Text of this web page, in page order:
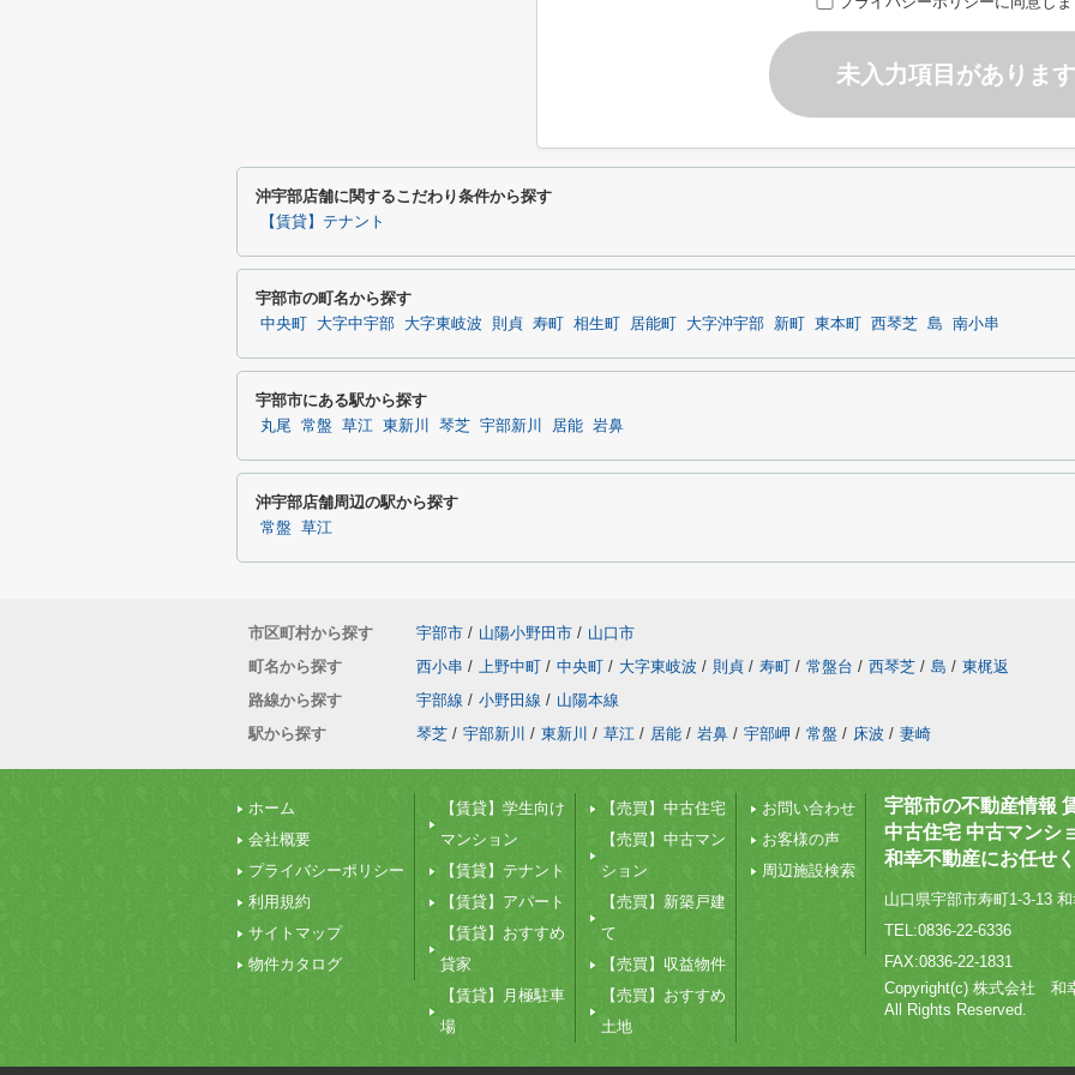
未入力項目があります
沖宇部店舗に関するこだわり条件から探す
【賃貸】テナント
宇部市の町名から探す
中央町 大字中宇部 大字東岐波 則貞 寿町 相生町 居能町 大字沖宇部 新町 東本町 西琴芝 島 南小串
宇部市にある駅から探す
丸尾 常盤 草江 東新川 琴芝 宇部新川 居能 岩鼻
沖宇部店舗周辺の駅から探す
常盤 草江
市区町村から探す 宇部市 / 山陽小野田市 / 山口市
町名から探す
西小串 / 上野中町 / 中央町 / 大字東岐波 / 則貞 / 寿町 / 常盤台 / 西琴芝 / 島 / 東梶返
路線から探す
宇部線 / 小野田線 / 山陽本線
駅から探す
琴芝 / 宇部新川 / 東新川 / 草江 / 居能 / 岩鼻 / 宇部岬 / 常盤 / 床波 / 妻崎
ホーム
会社概要
プライバシーポリシー
利用規約
サイトマップ
物件カタログ
【賃貸】学生向け
マンション
【賃貸】テナント
【賃貸】アパート
【賃貸】おすすめ
貸家
【賃貸】月極駐車
場
【売買】中古住宅
【売買】中古マン
ション
【売買】新築戸建
て
【売買】収益物件
【売買】おすすめ
土地
お問い合わせ
お客様の声
周辺施設検索
宇部市の不動産情報
中古住宅 中古マンシ
和幸不動産にお任せ
山口県宇部市寿町1-3-13
TEL:0836-22-6336
FAX:0836-22-1831
Copyright(c) 株式会社 和
All Rights Reserved.